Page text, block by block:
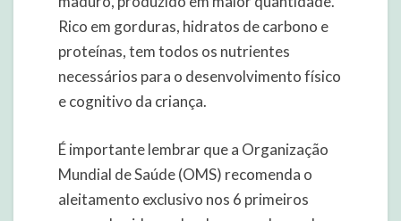
Rico em gorduras, hidratos de carbono e
proteínas, tem todos os nutrientes
necessários para o desenvolvimento físico
e cognitivo da criança.
É importante lembrar que a Organização
Mundial de Saúde (OMS) recomenda o
aleitamento exclusivo nos 6 primeiros